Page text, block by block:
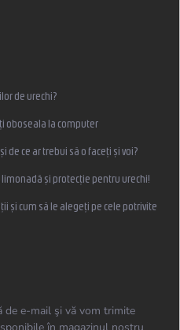
de urechi?
oboseala la computer
de ce ar trebui să o faceți și voi?
limonadă și protecție pentru urechi!
și cum să le alegeți pe cele potrivite
de e-mail şi vă vom trimite